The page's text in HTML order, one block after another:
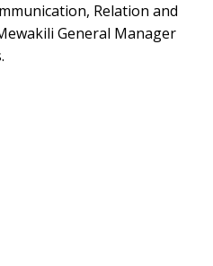
Relation and
General Manager